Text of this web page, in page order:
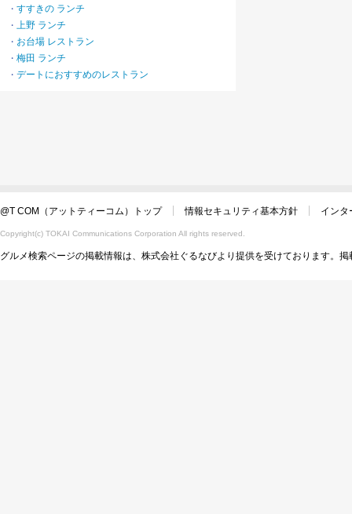
・ すすきの ランチ
・ 上野 ランチ
・ お台場 レストラン
・ 梅田 ランチ
・ デートにおすすめのレストラン
@T COM（アットティーコム）トップ 情報セキュリティ基本方針 インタ
Copyright(c) TOKAI Communications Corporation All rights reserved.
グルメ検索ページの掲載情報は、株式会社ぐるなびより提供を受けております。